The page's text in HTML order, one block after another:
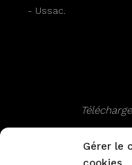
Gérer le
- Ussac.